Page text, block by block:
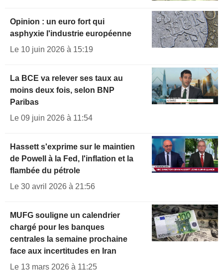
Opinion : un euro fort qui
asphyxie l'industrie européenne
Le 10 juin 2026 à 15:19
La BCE va relever ses taux au
moins deux fois, selon BNP
Paribas
Le 09 juin 2026 à 11:54
Hassett s'exprime sur le maintien
de Powell à la Fed, l'inflation et la
flambée du pétrole
Le 30 avril 2026 à 21:56
MUFG souligne un calendrier
chargé pour les banques
centrales la semaine prochaine
face aux incertitudes en Iran
Le 13 mars 2026 à 11:25